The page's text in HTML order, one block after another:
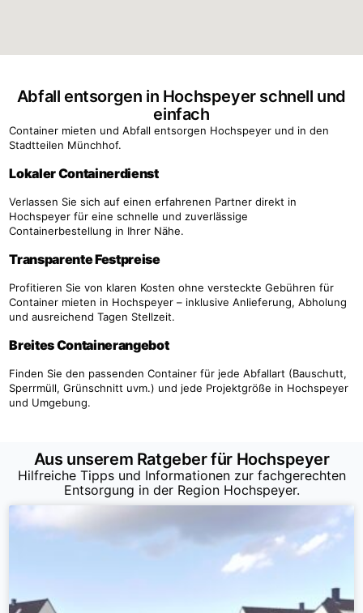
Abfall entsorgen in Hochspeyer schnell und
einfach
Container mieten und Abfall entsorgen Hochspeyer und in den
Stadtteilen Münchhof.
Lokaler Containerdienst
Verlassen Sie sich auf einen erfahrenen Partner direkt in
Hochspeyer für eine schnelle und zuverlässige
Containerbestellung in Ihrer Nähe.
Transparente Festpreise
Profitieren Sie von klaren Kosten ohne versteckte Gebühren für
Container mieten in Hochspeyer – inklusive Anlieferung, Abholung
und ausreichend Tagen Stellzeit.
Breites Containerangebot
Finden Sie den passenden Container für jede Abfallart (Bauschutt,
Sperrmüll, Grünschnitt uvm.) und jede Projektgröße in Hochspeyer
und Umgebung.
Aus unserem Ratgeber für Hochspeyer
Hilfreiche Tipps und Informationen zur fachgerechten
Entsorgung in der Region Hochspeyer.